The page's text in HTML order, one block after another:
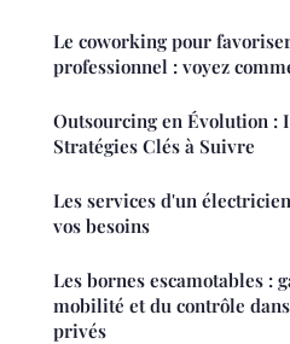
Le coworking pour
professionnel : voyez
Outsourcing en Évolution :
Stratégies Clés à Suivre
Les services d'un
vos besoins
Les bornes escamotables :
mobilité et du contrôle
privés